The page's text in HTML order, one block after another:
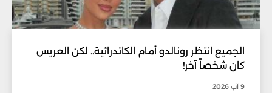
الجميع انتظر رونالدو أمام الكاتدرائية.. لكن العريس
كان شخصاً آخر!
9 آب 2026